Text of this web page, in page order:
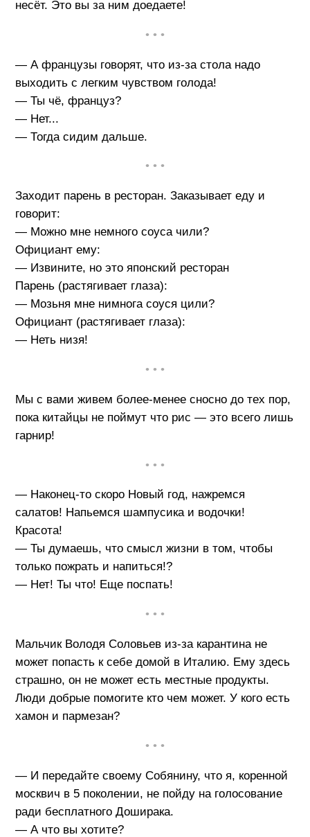
несёт. Это вы за ним доедаете!
• • •
— А французы говорят, что из-за стола надо
выходить с легким чувством голода!
— Ты чё, француз?
— Нет...
— Тогда сидим дальше.
• • •
Заходит парень в ресторан. Заказывает еду и
говорит:
— Можно мне немного соуса чили?
Официант ему:
— Извините, но это японский ресторан
Парень (растягивает глаза):
— Мозьня мне нимнога соуся цили?
Официант (растягивает глаза):
— Неть низя!
• • •
Мы с вами живем более-менее сносно до тех пор,
пока китайцы не поймут что рис — это всего лишь
гарнир!
• • •
— Наконец-то скоро Новый год, нажремся
салатов! Напьемся шампусика и водочки!
Красота!
— Ты думаешь, что смысл жизни в том, чтобы
только пожрать и напиться!?
— Нет! Ты что! Еще поспать!
• • •
Мальчик Володя Соловьев из-за карантина не
может попасть к себе домой в Италию. Ему здесь
страшно, он не может есть местные продукты.
Люди добрые помогите кто чем может. У кого есть
хамон и пармезан?
• • •
— И передайте своему Собянину, что я, коренной
москвич в 5 поколении, не пойду на голосование
ради бесплатного Доширака.
— А что вы хотите?